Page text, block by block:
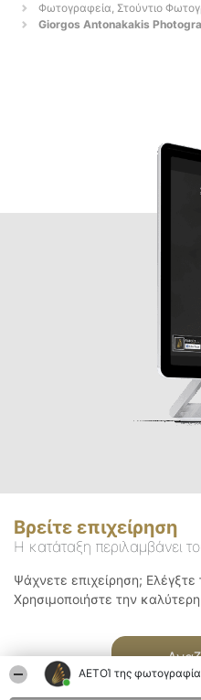
ΑΕΤΟΊ της
Φωτογραφεία, Στούντιο
Giorgos Antonakakis
Βρείτε επιχείρηση
Η κατάταξη περιλαμβάνει
Ψάχνετε επιχείρηση;
Χρησιμοποιήστε την